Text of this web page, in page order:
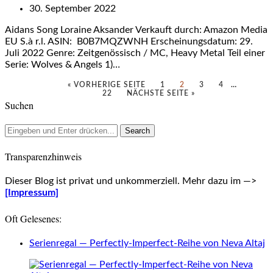
30. September 2022
Aidans Song Loraine Aksander Verkauft durch: Amazon Media
EU S.à r.l. ASIN: B0B7MQZWNH Erscheinungsdatum: 29.
Juli 2022 Genre: Zeitgenössisch / MC, Heavy Metal Teil einer
Serie: Wolves & Angels 1)…
« VORHERIGE SEITE 1 2 3 4
…
22
NÄCHSTE SEITE »
Suchen
Transparenzhinweis
Dieser Blog ist privat und unkommerziell. Mehr dazu im —>
[Impressum]
Oft Gelesenes:
Serienregal — Perfectly-Imperfect-Reihe von Neva Altaj